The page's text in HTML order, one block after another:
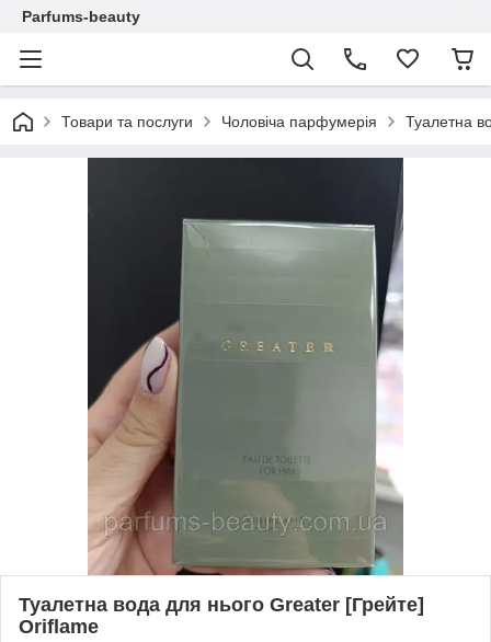
Parfums-beauty
Товари та послуги Чоловіча парфумерія Туалетна
Туалетна вода для нього Greater [Грейте]
Oriflame